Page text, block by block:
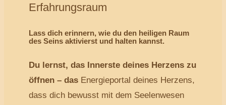
Erfahrungsraum
Lass dich erinnern, wie du den heiligen Raum
des Seins aktivierst und halten kannst.
Du lernst, das Innerste deines Herzens zu
öffnen – das Energieportal deines Herzens,
dass dich bewusst mit dem Seelenwesen